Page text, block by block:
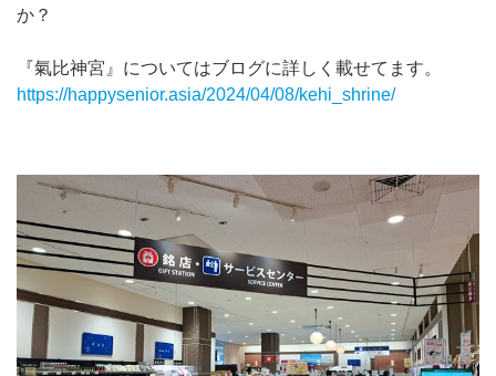
か？
『氣比神宮』についてはブログに詳しく載せてます。
https://happysenior.asia/2024/04/08/kehi_shrine/